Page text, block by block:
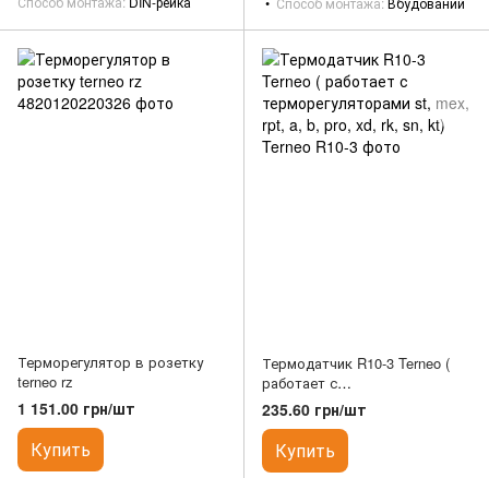
Терморегулятор в розетку
terneo rz
1 151.00 грн/шт
Купить
Термодатчик R10-3 Terneo (
работает с
терморегуляторами st, mex,
rpt, a, b, pro, xd, rk, sn, kt)
235.60 грн/шт
Купить